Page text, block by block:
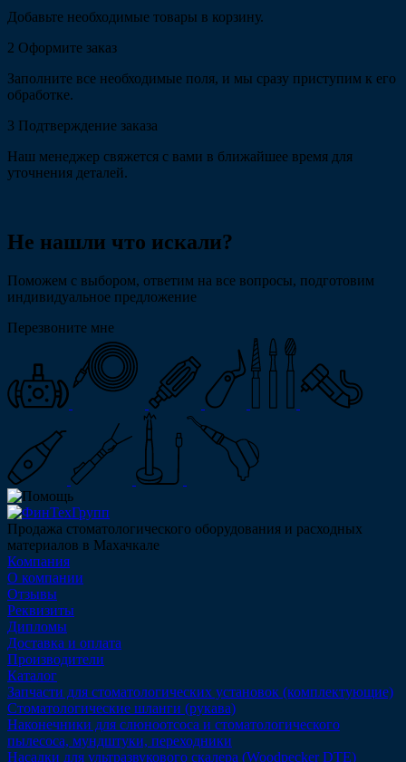
Добавьте необходимые товары в корзину.
2 Оформите заказ
Заполните все необходимые поля, и мы сразу приступим к его
обработке.
3 Подтверждение заказа
Наш менеджер свяжется с вами в ближайшее время для
уточнения деталей.
Не нашли что искали?
Поможем с выбором, ответим на все вопросы, подготовим
индивидуальное предложение
Перезвоните мне
Продажа стоматологического оборудования и расходных
материалов в Махачкале
Компания
О компании
Отзывы
Реквизиты
Дипломы
Доставка и оплата
Производители
Каталог
Запчасти для стоматологических установок (комплектующие)
Стоматологические шланги (рукава)
Наконечники для слюноотсоса и стоматологического
пылесоса, мундштуки, переходники
Насадки для ультразвукового скалера (Woodpecker DTE)